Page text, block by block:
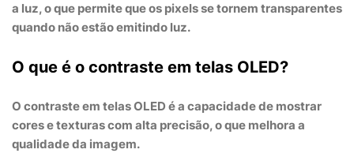
a luz, o que permite que os pixels se tornem transparentes
quando não estão emitindo luz.
O que é o contraste em telas OLED?
O contraste em telas OLED é a capacidade de mostrar
cores e texturas com alta precisão, o que melhora a
qualidade da imagem.